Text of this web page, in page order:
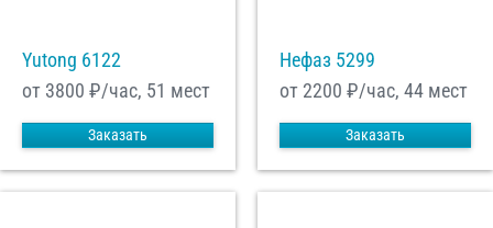
Yutong 6122
от 3800 ₽/час, 51 мест
Заказать
Нефаз 5299
от 2200 ₽/час, 44 мест
Заказать